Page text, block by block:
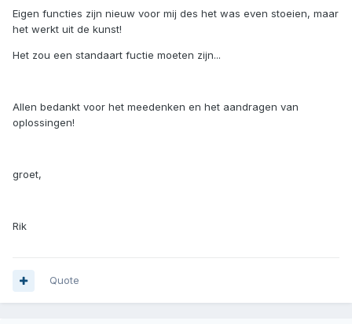
Eigen functies zijn nieuw voor mij des het was even stoeien, maar
het werkt uit de kunst!
Het zou een standaart fuctie moeten zijn...
Allen bedankt voor het meedenken en het aandragen van
oplossingen!
groet,
Rik
Quote